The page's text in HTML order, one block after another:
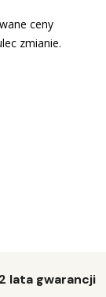
ceny
zmianie.
2 lata gwarancji